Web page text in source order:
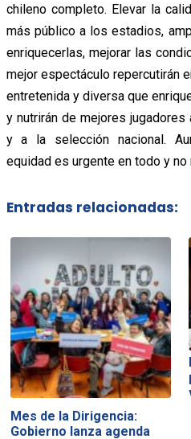
chileno completo. Elevar la
más público a los estadios,
enriquecerlas, mejorar las
mejor espectáculo repercutirán
entretenida y diversa que
y nutrirán de mejores
y a la selección nacional.
equidad es urgente en todo y
Entradas relacionadas:
Mes de la Dirigencia:
Gobierno lanza agenda